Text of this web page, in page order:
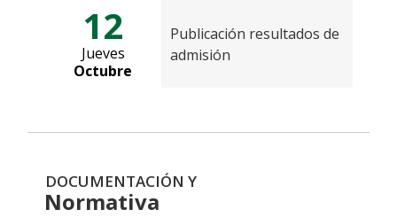
12
Jueves
Octubre
Publicación resultados de
admisión
DOCUMENTACIÓN Y
Normativa